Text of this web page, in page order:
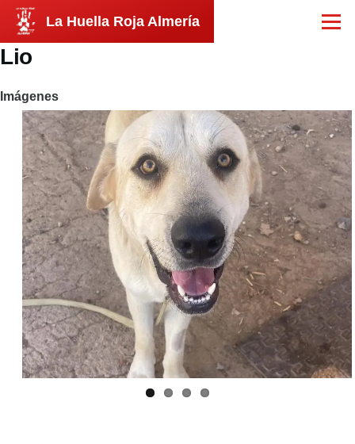
Pasar al contenido principal
La Huella Roja Almería Menú
Lio
Imágenes